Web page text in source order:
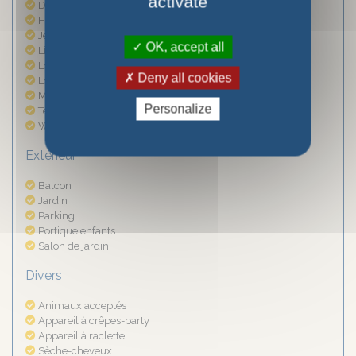
Douche
Hi-Fi
Jeux de Société
Livres
Local à skis
Local à skis intérieur
Micro-ondes
Télévision
Wifi
Extérieur
Balcon
Jardin
Parking
Portique enfants
Salon de jardin
Divers
Animaux acceptés
Appareil à crêpes-party
Appareil à raclette
Sèche-cheveux
OK, accept all
Deny all cookies
Personalize